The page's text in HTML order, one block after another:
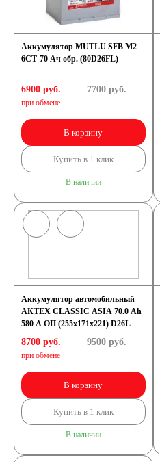
Аккумулятор MUTLU SFB M2
6СТ-70 Ач обр. (80D26FL)
6900 руб.
при обмене
7700руб.
В корзину
Купить в 1 клик
В наличии
Аккумулятор автомобильный
АКТЕХ CLASSIC ASIA 70.0 Ah
580 А ОП (255x171x221) D26L
8700 руб.
при обмене
9500руб.
В корзину
Купить в 1 клик
В наличии